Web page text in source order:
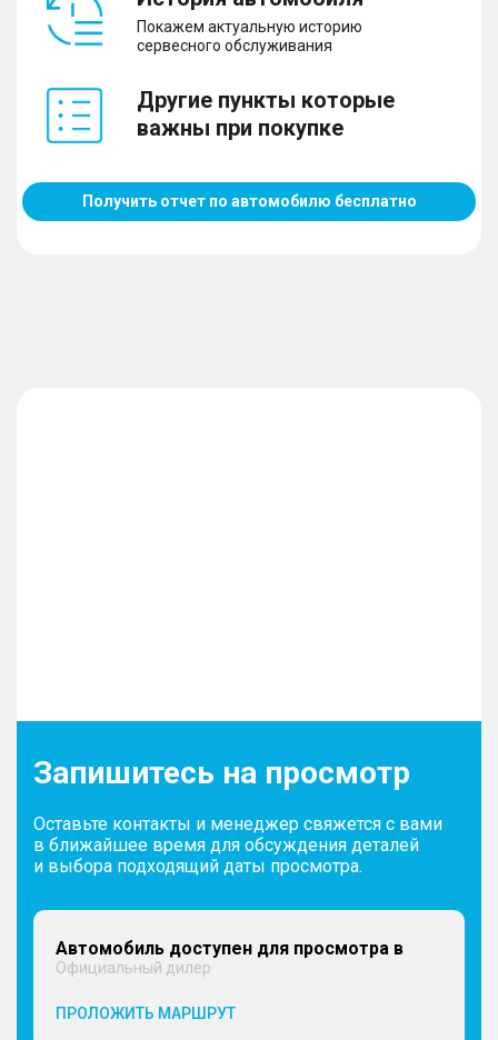
Покажем актуальную историю
сервесного обслуживания
Другие пункты которые
важны при покупке
Получить отчет по автомобилю бесплатно
Запишитесь на просмотр
Оставьте контакты и менеджер свяжется с вами
в ближайшее время для обсуждения деталей
и выбора подходящий даты просмотра.
Автомобиль доступен для просмотра в
Официальный дилер
ПРОЛОЖИТЬ МАРШРУТ